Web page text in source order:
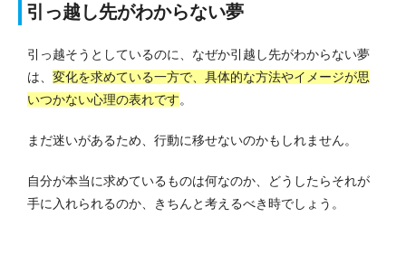
引っ越し先がわからない夢
引っ越そうとしているのに、なぜか引越し先がわからない夢
は、 変化を求めている一方で、具体的な方法やイメージが思
いつかない心理の表れです。
まだ迷いがあるため、行動に移せないのかもしれません。
自分が本当に求めているものは何なのか、どうしたらそれが
手に入れられるのか、きちんと考えるべき時でしょう。